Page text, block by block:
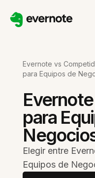
Evernote vs
para Equipos de
para
Elegir entre
Equipos de